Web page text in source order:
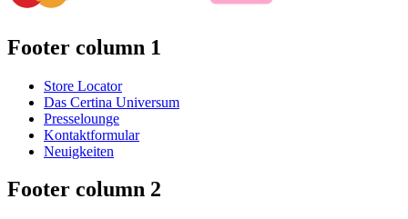
Footer column 1
Store Locator
Das Certina Universum
Presselounge
Kontaktformular
Neuigkeiten
Footer column 2